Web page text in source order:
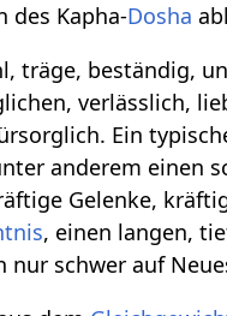
des Kapha-Dosha
träge, beständig,
verlässlich,
Ein
anderem einen
Gelenke,
, einen langen,
nur schwer auf